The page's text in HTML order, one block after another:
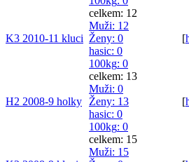
K3 2010-11 kluci
celkem: 12
Muži: 12
Ženy: 0
hasic: 0
100kg: 0
[
H2 2008-9 holky
celkem: 13
Muži: 0
Ženy: 13
hasic: 0
100kg: 0
[
celkem: 15
Muži: 15